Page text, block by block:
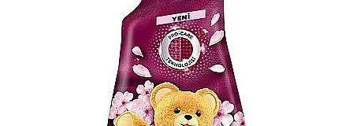
Servetele Umede & Uscate